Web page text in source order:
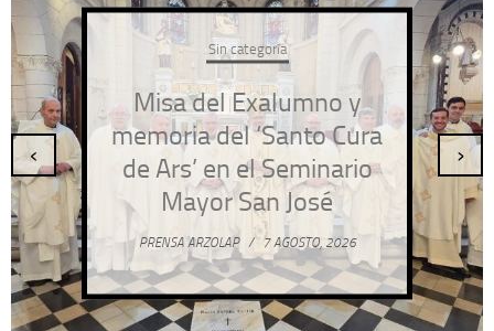
Sin categoría
Misa del Exalumno y
memoria del ‘Santo Cura
de Ars’ en el Seminario
Mayor San José
PRENSA ARZOLAP / 7 AGOSTO, 2026
‹ ›